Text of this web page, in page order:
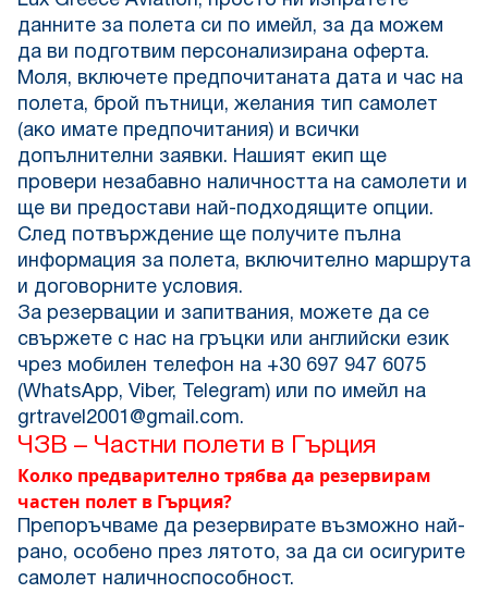
данните за полета си по имейл, за да можем
да ви подготвим персонализирана оферта.
Моля, включете предпочитаната дата и час на
полета, брой пътници, желания тип самолет
(ако имате предпочитания) и всички
допълнителни заявки. Нашият екип ще
провери незабавно наличността на самолети и
ще ви предостави най-подходящите опции.
След потвърждение ще получите пълна
информация за полета, включително маршрута
и договорните условия.
За резервации и запитвания, можете да се
свържете с нас на гръцки или английски език
чрез мобилен телефон на +30 697 947 6075
(WhatsApp, Viber, Telegram) или по имейл на
grtravel2001@gmail.com.
ЧЗВ – Частни полети в Гърция
Колко предварително трябва да резервирам
частен полет в Гърция?
Препоръчваме да резервирате възможно най-
рано, особено през лятото, за да си осигурите
самолет наличноспособност.